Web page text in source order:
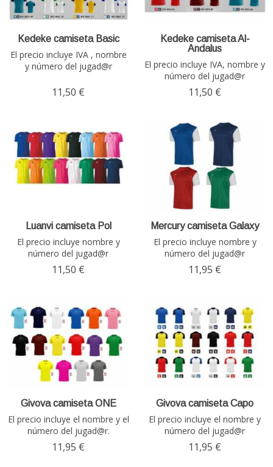
Kedeke camiseta Basic
El precio incluye IVA , nombre
y número del jugad@r
11,50 €
Kedeke camiseta Al-
Andalus
El precio incluye IVA, nombre y
número del jugad@r
11,50 €
Luanvi camiseta Pol
El precio incluye nombre y
número del jugad@r
11,50 €
Mercury camiseta Galaxy
El precio incluye nombre y
número del jugad@r
11,95 €
Givova camiseta ONE
El precio incluye el nombre y el
número del jugad@r.
11,95 €
Givova camiseta Capo
El precio incluye el nombre y
número del jugad@r
11,95 €